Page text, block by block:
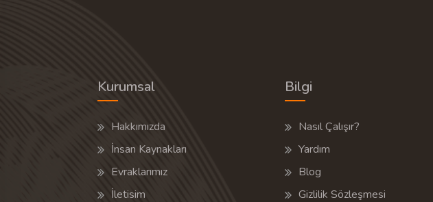
Kurumsal
Hakkımızda
İnsan Kaynakları
Evraklarımız
İletisim
Bilgi
Nasıl Çalışır?
Yardım
Blog
Gizlilik Sözleşmesi